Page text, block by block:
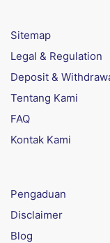
Sitemap
Legal & Regulation
Deposit &
Tentang Kami
FAQ
Kontak Kami
Pengaduan
Disclaimer
Blog